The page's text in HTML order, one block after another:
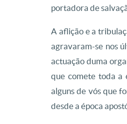
portadora de
A aflição e a
agravaram-se nos
actuação duma
que comete toda a
alguns de vós que
desde a época